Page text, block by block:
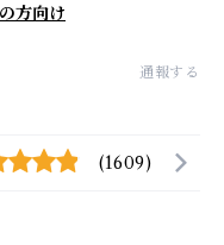
方向け
通報する
(1609)